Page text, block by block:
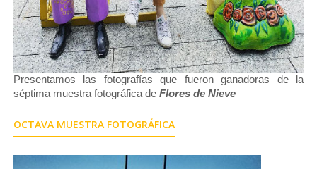
Presentamos las fotografías que fueron ganadoras de la
séptima muestra fotográfica de Flores de Nieve
OCTAVA MUESTRA FOTOGRÁFICA